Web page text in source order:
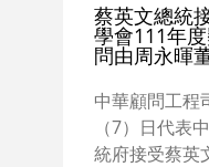
蔡英文總統
學會111年
問由周永暉
中華顧問工程
（7）日代表
統府接受蔡英